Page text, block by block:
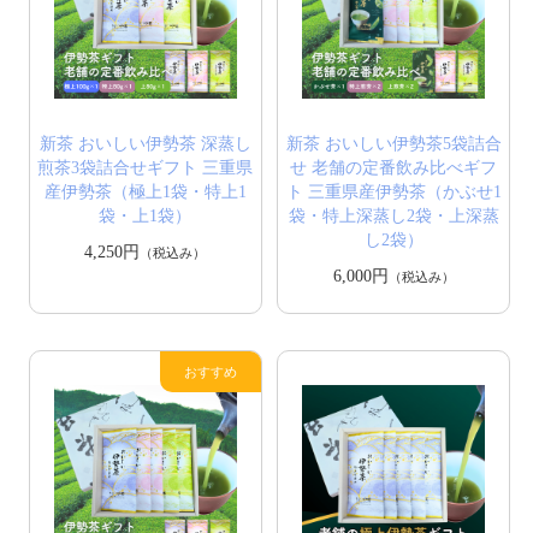
新茶 おいしい伊勢茶 深蒸し
煎茶3袋詰合せギフト 三重県
産伊勢茶（極上1袋・特上1
袋・上1袋）
4,250円
（税込み）
新茶 おいしい伊勢茶5袋詰合
せ 老舗の定番飲み比べギフ
ト 三重県産伊勢茶（かぶせ1
袋・特上深蒸し2袋・上深蒸
し2袋）
6,000円
（税込み）